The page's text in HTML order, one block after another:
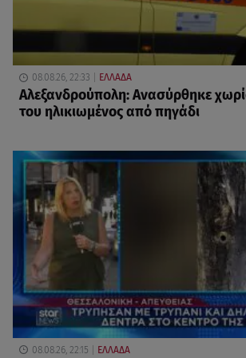
08.08.26, 22:33 ΕΛΛΑΔΑ
Αλεξανδρούπολη: Ανασύρθηκε
του ηλικιωμένος από πηγάδι
08.08.26, 22:15 ΕΛΛΑΔΑ